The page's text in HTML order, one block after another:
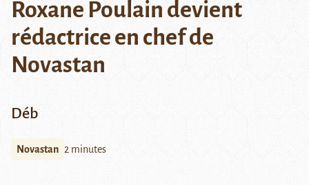
Roxane Poulain devient
rédactrice en chef de
Novastan
Déb
Novastan 2 minutes